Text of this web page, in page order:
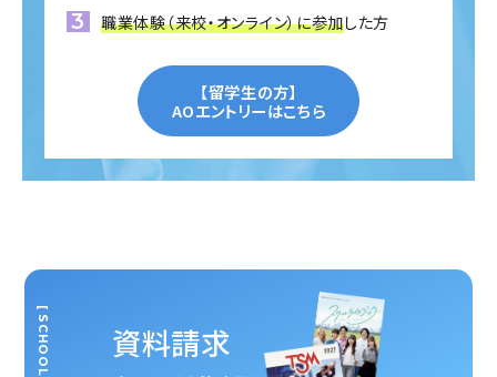
職業体験（来校・オンライン）に参加した方
【留学生の方】
AOエントリーはこちら
資料請求